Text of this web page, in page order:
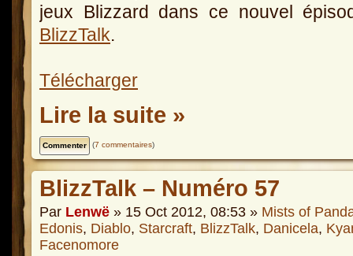
jeux Blizzard dans ce nouvel
BlizzTalk.
Télécharger
Lire la suite »
(7 commentaires)
BlizzTalk – Numéro 57
Par Lenwë » 15 Oct 2012, 08:53 » Mists of
Edonis, Diablo, Starcraft, BlizzTalk, Danicela,
Facenomore